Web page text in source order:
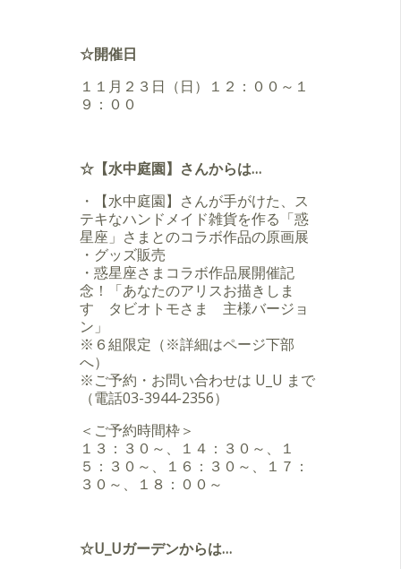
☆開催日
１１月２３日（日）１２：００～１
９：００
☆【水中庭園】さんからは…
・【水中庭園】さんが手がけた、ス
テキなハンドメイド雑貨を作る「惑
星座」さまとのコラボ作品の原画展
・グッズ販売
・惑星座さまコラボ作品展開催記
念！「あなたのアリスお描きしま
す タビオトモさま 主様バージョ
ン」
※６組限定（※詳細はページ下部
へ）
※ご予約・お問い合わせは U_U まで
（電話03-3944-2356）
＜ご予約時間枠＞
１３：３０～、１４：３０～、１
５：３０～、１６：３０～、１７：
３０～、１８：００～
☆U_Uガーデンからは…